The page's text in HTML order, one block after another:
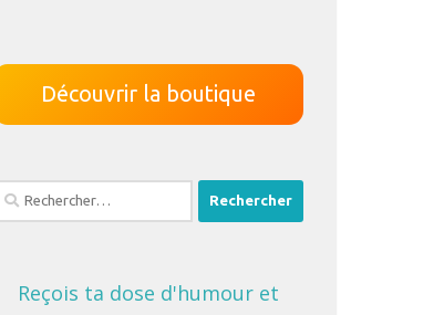
Découvrir la boutique
Rechercher :